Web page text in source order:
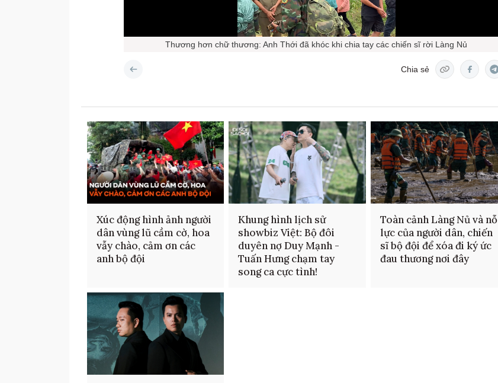
Thương hơn chữ thương: Anh Thới đã khóc khi chia tay các chiến sĩ rời Làng Nủ
Chia sẻ
Xúc động hình ảnh người
dân vùng lũ cầm cờ, hoa
vẫy chào, cảm ơn các
anh bộ đội
Khung hình lịch sử
showbiz Việt: Bộ đôi
duyên nợ Duy Mạnh -
Tuấn Hưng chạm tay
song ca cực tình!
Toàn cảnh Làng Nủ và nỗ
lực của người dân, chiến
sĩ bộ đội để xóa đi ký ức
đau thương nơi đây